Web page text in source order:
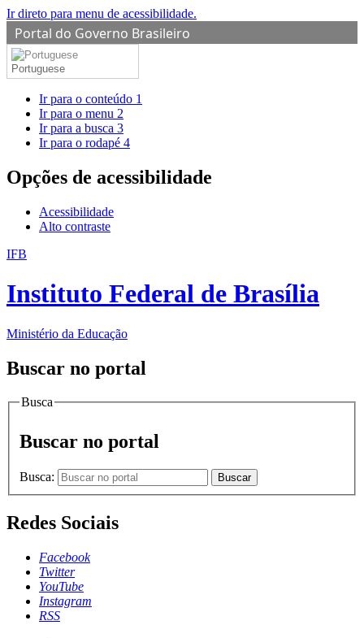
Ir direto para menu de acessibilidade.
Portal do Governo Brasileiro
Portuguese
Ir para o conteúdo 1
Ir para o menu 2
Ir para a busca 3
Ir para o rodapé 4
Opções de acessibilidade
Acessibilidade
Alto contraste
IFB
Instituto Federal de Brasília
Ministério da Educação
Buscar no portal
Busca
Buscar no portal
Busca: Buscar
Redes Sociais
Facebook
Twitter
YouTube
Instagram
RSS